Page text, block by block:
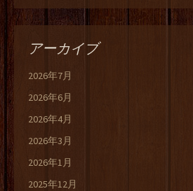
アーカイブ
2026年7月
2026年6月
2026年4月
2026年3月
2026年1月
2025年12月